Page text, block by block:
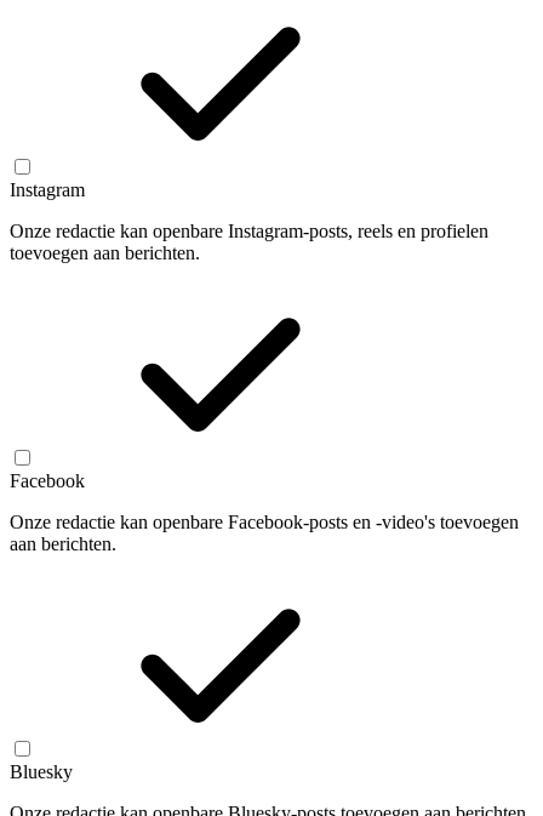
Instagram
Onze redactie kan openbare Instagram-posts, reels en profielen
toevoegen aan berichten.
Facebook
Onze redactie kan openbare Facebook-posts en -video's toevoegen
aan berichten.
Bluesky